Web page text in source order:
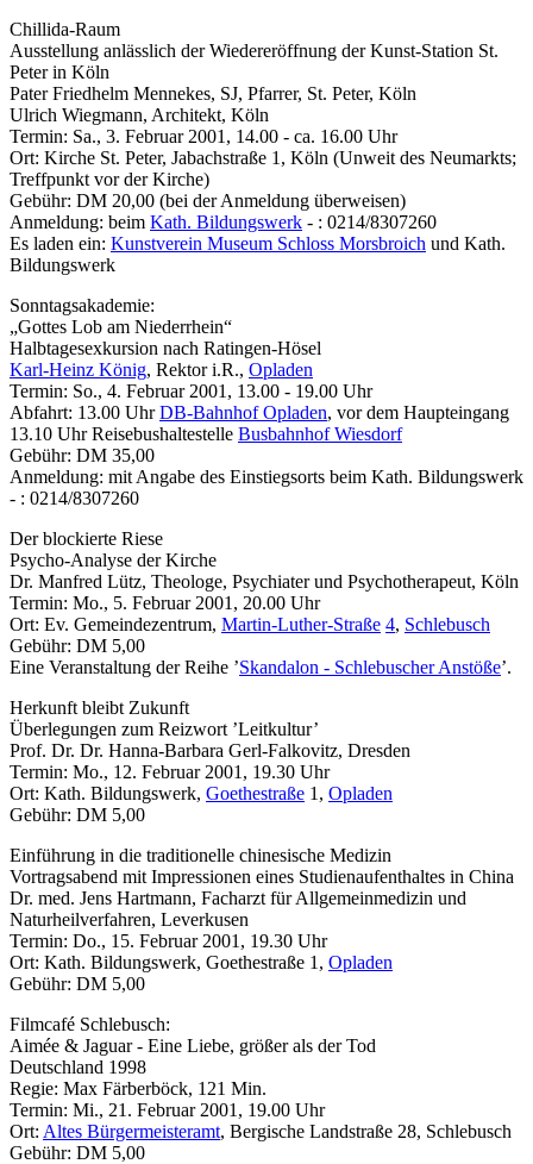
Chillida-Raum
Ausstellung anlässlich der Wiedereröffnung der Kunst-Station St.
Peter in Köln
Pater Friedhelm Mennekes, SJ, Pfarrer, St. Peter, Köln
Ulrich Wiegmann, Architekt, Köln
Termin: Sa., 3. Februar 2001, 14.00 - ca. 16.00 Uhr
Ort: Kirche St. Peter, Jabachstraße 1, Köln (Unweit des Neumarkts;
Treffpunkt vor der Kirche)
Gebühr: DM 20,00 (bei der Anmeldung überweisen)
Anmeldung: beim Kath. Bildungswerk - : 0214/8307260
Es laden ein: Kunstverein Museum Schloss Morsbroich und Kath.
Bildungswerk
Sonntagsakademie:
„Gottes Lob am Niederrhein“
Halbtagesexkursion nach Ratingen-Hösel
Karl-Heinz König, Rektor i.R., Opladen
Termin: So., 4. Februar 2001, 13.00 - 19.00 Uhr
Abfahrt: 13.00 UhrDB-BahnhofOpladen, vor dem Haupteingang
13.10 Uhr Reisebushaltestelle Busbahnhof Wiesdorf
Gebühr: DM 35,00
Anmeldung: mit Angabe des Einstiegsorts beim Kath. Bildungswerk
- : 0214/8307260
Der blockierte Riese
Psycho-Analyse der Kirche
Dr. Manfred Lütz, Theologe, Psychiater und Psychotherapeut, Köln
Termin: Mo., 5. Februar 2001, 20.00 Uhr
Ort: Ev. Gemeindezentrum, Martin-Luther-Straße 4, Schlebusch
Gebühr: DM 5,00
Eine Veranstaltung der Reihe ’Skandalon - Schlebuscher Anstöße’.
Herkunft bleibt Zukunft
Überlegungen zum Reizwort ’Leitkultur’
Prof. Dr. Dr. Hanna-Barbara Gerl-Falkovitz, Dresden
Termin: Mo., 12. Februar 2001, 19.30 Uhr
Ort: Kath. Bildungswerk, Goethestraße 1, Opladen
Gebühr: DM 5,00
Einführung in die traditionelle chinesische Medizin
Vortragsabend mit Impressionen eines Studienaufenthaltes in China
Dr. med. Jens Hartmann, Facharzt für Allgemeinmedizin und
Naturheilverfahren, Leverkusen
Termin: Do., 15. Februar 2001, 19.30 Uhr
Ort: Kath. Bildungswerk, Goethestraße 1, Opladen
Gebühr: DM 5,00
Filmcafé Schlebusch:
Aimée & Jaguar - Eine Liebe, größer als der Tod
Deutschland 1998
Regie: Max Färberböck, 121 Min.
Termin: Mi., 21. Februar 2001, 19.00 Uhr
Ort: Altes Bürgermeisteramt, Bergische Landstraße 28, Schlebusch
Gebühr: DM 5,00